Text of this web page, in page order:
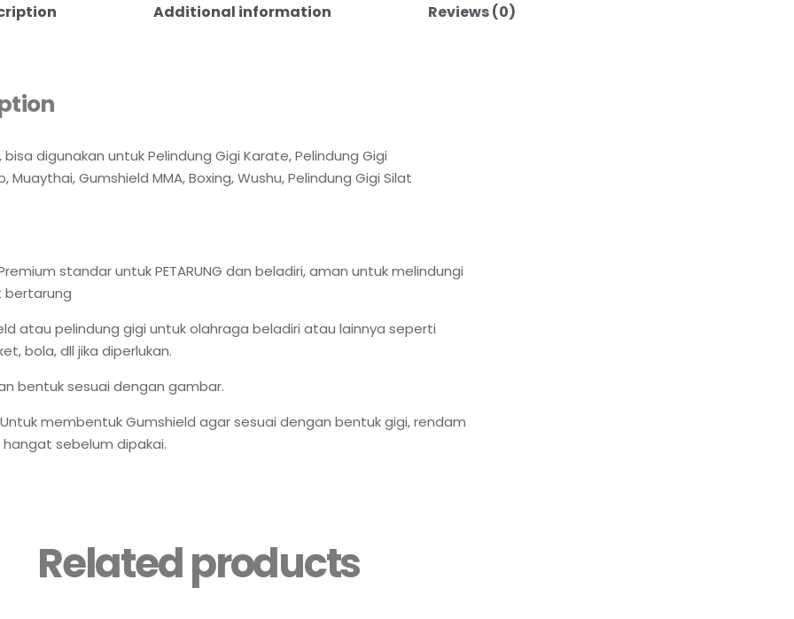
Additional information Reviews (0)
bisa digunakan untuk Pelindung Gigi Karate, Pelindung Gigi
Muaythai, Gumshield MMA, Boxing, Wushu, Pelindung Gigi Silat
standar untuk PETARUNG dan beladiri, aman untuk melindungi
bertarung
atau pelindung gigi untuk olahraga beladiri atau lainnya seperti
bola, dll jika diperlukan.
bentuk sesuai dengan gambar.
membentuk Gumshield agar sesuai dengan bentuk gigi, rendam
sebelum dipakai.
Related products